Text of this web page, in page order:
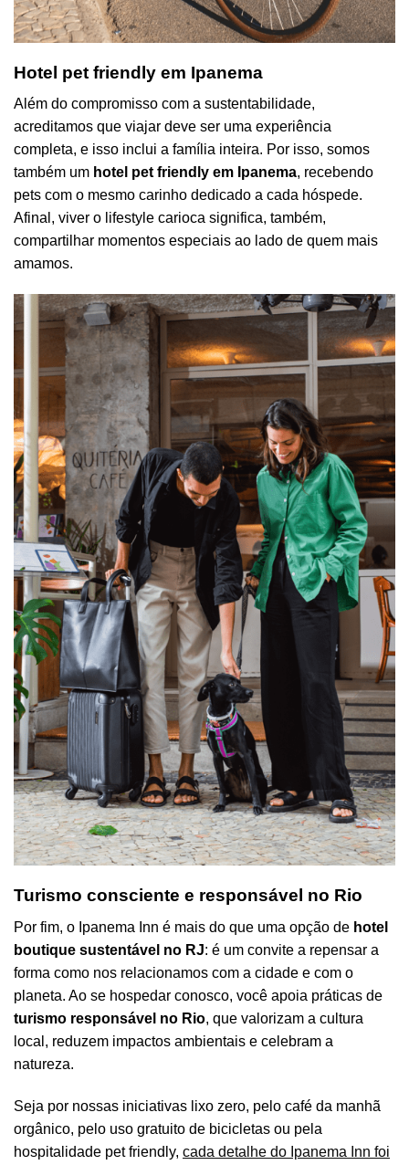
Hotel pet friendly em Ipanema
Além do compromisso com a sustentabilidade,
acreditamos que viajar deve ser uma experiência
completa, e isso inclui a família inteira. Por isso, somos
também um hotel pet friendly em Ipanema, recebendo
pets com o mesmo carinho dedicado a cada hóspede.
Afinal, viver o lifestyle carioca significa, também,
compartilhar momentos especiais ao lado de quem mais
amamos.
Turismo consciente e responsável no Rio
Por fim, o Ipanema Inn é mais do que uma opção de hotel
boutique sustentável no RJ: é um convite a repensar a
forma como nos relacionamos com a cidade e com o
planeta. Ao se hospedar conosco, você apoia práticas de
turismo responsável no Rio, que valorizam a cultura
local, reduzem impactos ambientais e celebram a
natureza.
Seja por nossas iniciativas lixo zero, pelo café da manhã
orgânico, pelo uso gratuito de bicicletas ou pela
hospitalidade pet friendly, cada detalhe do Ipanema Inn foi